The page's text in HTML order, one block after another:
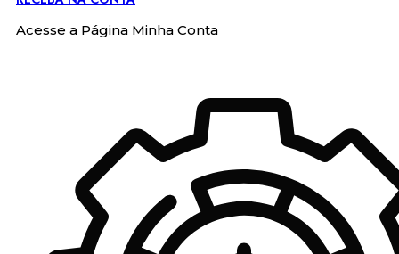
Acesse a Página Minha Conta